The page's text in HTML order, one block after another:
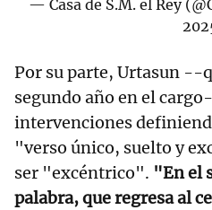
— Casa de S.M. el Rey
Por su parte, Urtasun --
segundo año en el
intervenciones
"verso único, suelto y
ser "excéntrico". "En el
palabra, que regresa al